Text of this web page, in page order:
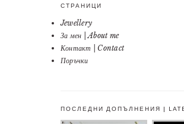
СТРАНИЦИ
Jewellery
За мен | About me
Контакт | Contact
Поръчки
ПОСЛЕДНИ ДОПЪЛНЕНИЯ |